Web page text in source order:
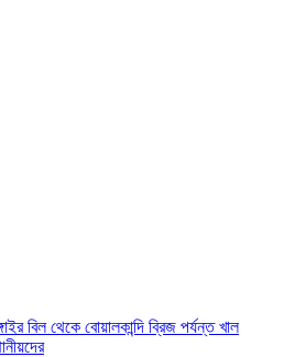
বিল থেকে বোয়ালকান্দি ব্রিজ পর্যন্ত খাল